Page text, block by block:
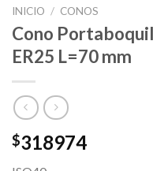
INICIO / CONOS
Cono
ER25 L=70 mm
$318974